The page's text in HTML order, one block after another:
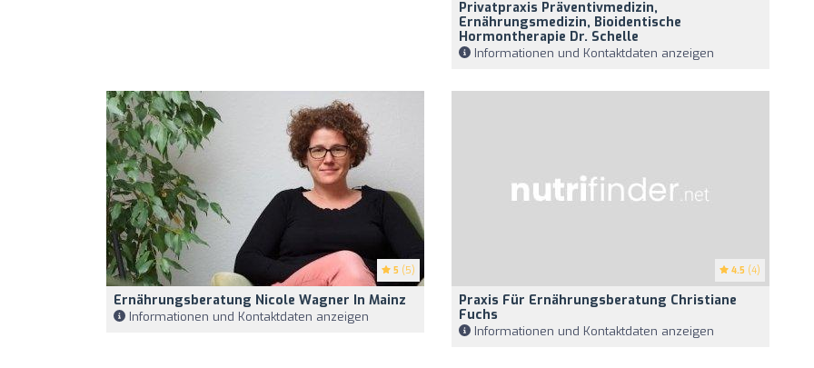
Privatpraxis Präventivmedizin,
Ernährungsmedizin, Bioidentische
Hormontherapie Dr. Schelle
Informationen und Kontaktdaten anzeigen
5 (5)
Ernährungsberatung Nicole Wagner In Mainz
Informationen und Kontaktdaten anzeigen
4.5 (4)
Praxis Für Ernährungsberatung Christiane
Fuchs
Informationen und Kontaktdaten anzeigen